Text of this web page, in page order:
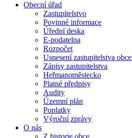
Obecní úřad
Zastupitelstvo
Povinné informace
Úřední deska
E-podatelna
Rozpočet
Usnesení zastupitelstva obce
Zápisy zastupitelstva
Heř​manoměstecko
Platné předpisy
Audity
Územní plán
Poplatky
Výroční zprávy
O nás
Z historie obce